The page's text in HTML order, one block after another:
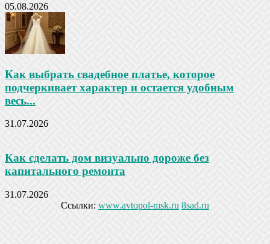
05.08.2026
Как выбрать свадебное платье, которое
подчеркивает характер и остается удобным
весь...
31.07.2026
Как сделать дом визуально дороже без
капитального ремонта
31.07.2026
Ссылки: www.avtopol-msk.ru 8sad.ru